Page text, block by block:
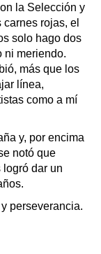
la Selección y
rojas, el
solo hago dos
ni meriendo.
más que los
línea,
como a mí
y, por encima
notó que
dar un
perseverancia.